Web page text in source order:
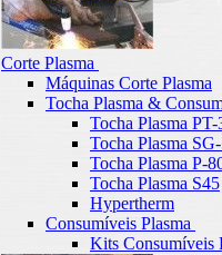
Corte Plasma
Máquinas Corte Plasma
Tocha Plasma &
Tocha Plasma
Tocha Plasma
Tocha Plasma P-
Tocha Plasma S45
Hypertherm
Consumíveis Plasma
Kits Consumíveis